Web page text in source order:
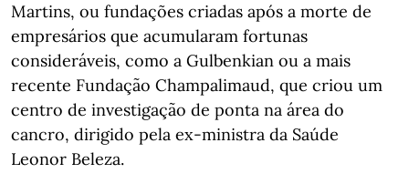
Martins, ou fundações criadas após a morte de
empresários que acumularam fortunas
consideráveis, como a Gulbenkian ou a mais
recente Fundação Champalimaud, que criou um
centro de investigação de ponta na área do
cancro, dirigido pela ex-ministra da Saúde
Leonor Beleza.